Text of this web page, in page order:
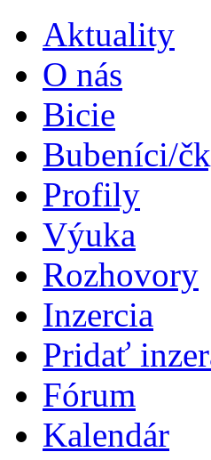
Aktuality
O nás
Bicie
Bubeníci/
Profily
Výuka
Rozhovory
Inzercia
Pridať
Fórum
Kalendár